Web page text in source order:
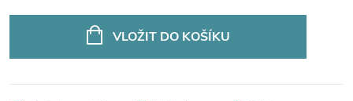
VLOŽIT DO KOŠÍKU